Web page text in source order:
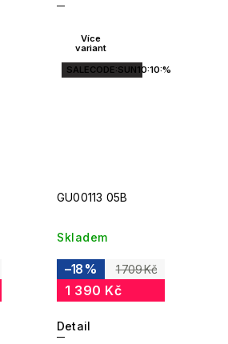
Více
variant
SALECODE:SUN10:10:%
GU00113 05B
Skladem
1 709 Kč
–18 %
1 390 Kč
Detail